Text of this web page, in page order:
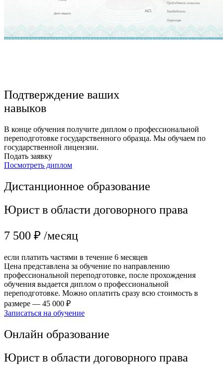
Подтверждение ваших
навыков
В конце обучения получите диплом о профессиональной
переподготовке государственного образца. Мы обучаем по
государственной лицензии.
Подать заявку
Посмотреть диплом
Дистанционное образование
Юрист в области договорного права
7 500 ₽ /месяц
если платить частями в течение 6 месяцев
Цена представлена за обучение по направлению
профессиональной переподготовке, после прохождения
обучения выдается диплом о профессиональной
переподготовке. Можно оплатить сразу всю стоимость в
размере — 45 000 ₽
Записаться на обучение
Онлайн образование
Юрист в области договорного права